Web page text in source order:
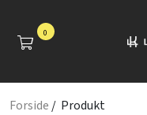
0
Forside / Produkt